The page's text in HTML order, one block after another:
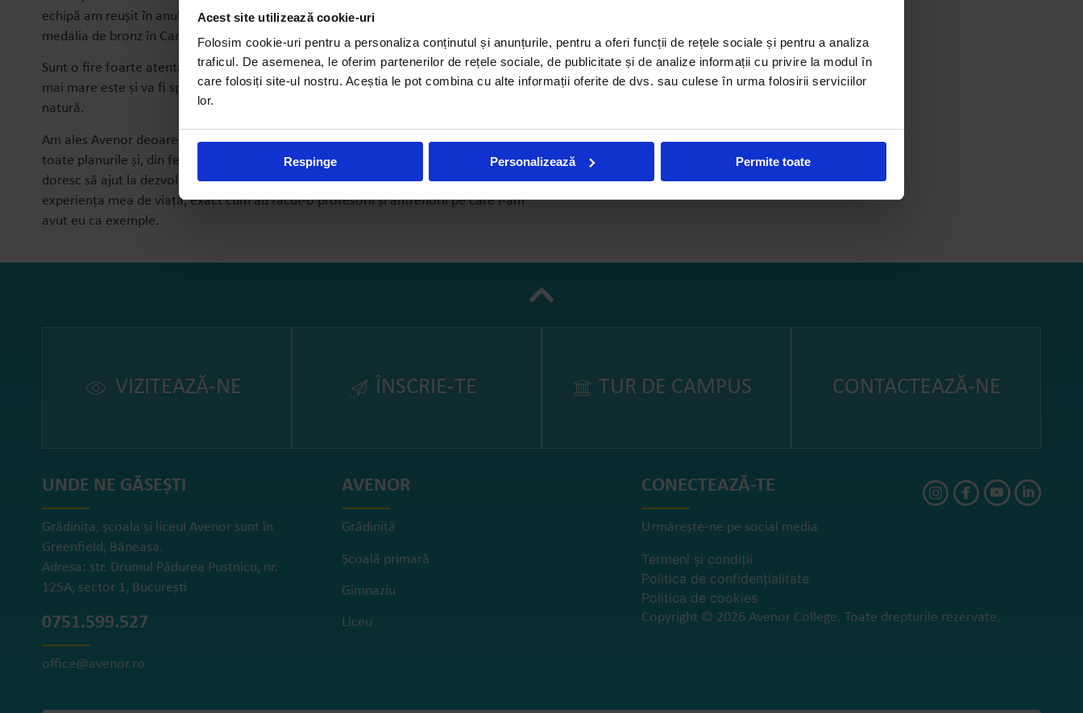
Acest site utilizează cookie-uri
Folosim cookie-uri pentru a personaliza conținutul și anunțurile, pentru a oferi funcții de rețele sociale și pentru a analiza
traficul. De asemenea, le oferim partenerilor de rețele sociale, de publicitate și de analize informații cu privire la modul în
care folosiți site-ul nostru. Aceștia le pot combina cu alte informații oferite de dvs. sau culese în urma folosirii serviciilor
lor.
Respinge Personalizează Permite toate
echipă am reușit în anul 2024 să cucerim medalia de argint în Cupa României și
medalia de bronz în Campionatul Național.
Sunt o fire foarte atentă, energică și mereu cu zâmbetul pe buze. Pasiunea mea cea
mai mare este și va fi sportul, completată de chitară, pescuit și plimbările prin
natură.
Am ales Avenor deoarece am văzut că aici se pune accent pe dezvoltarea copiilor pe
toate planurile și, din fericire, sportul și educația fizică sunt pe lista priorităților. Îmi
doresc să ajut la dezvoltarea armonioasă a copiilor și să le împărtășesc din
experiența mea de viață, exact cum au făcut-o profesorii și antrenorii pe care i-am
avut eu ca exemple.
VIZITEAZĂ-NE ÎNSCRIE-TE TUR DE CAMPUS CONTACTEAZĂ-NE
UNDE NE GĂSEȘTI
Grădinița, școala și liceul Avenor sunt în
Greenfield, Băneasa.
Adresa: str. Drumul Pădurea Pustnicu, nr.
125A, sector 1, București
0751.599.527
office@avenor.ro
AVENOR
Grădiniță
Școală primară
Gimnaziu
Liceu
CONECTEAZĂ-TE
Urmărește-ne pe social media
Termeni și condiții
Politica de confidențialitate
Politica de cookies
Copyright © 2026 Avenor College. Toate drepturile rezervate.